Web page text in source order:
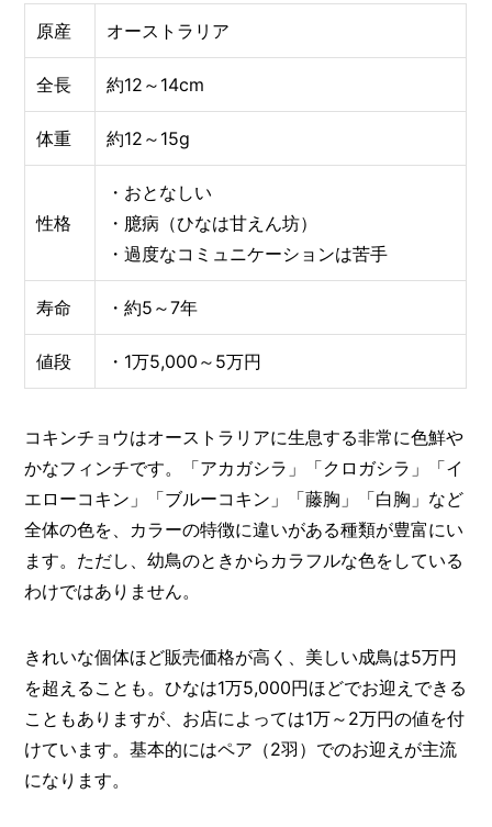
原産 オーストラリア
全長 約12～14cm
体重 約12～15g
性格
・おとなしい
・臆病（ひなは甘えん坊）
・過度なコミュニケーションは苦手
寿命 ・約5～7年
値段 ・1万5,000～5万円
コキンチョウはオーストラリアに生息する非常に色鮮や
かなフィンチです。「アカガシラ」「クロガシラ」「イ
エローコキン」「ブルーコキン」「藤胸」「白胸」など
全体の色を、カラーの特徴に違いがある種類が豊富にい
ます。ただし、幼鳥のときからカラフルな色をしている
わけではありません。
きれいな個体ほど販売価格が高く、美しい成鳥は5万円
を超えることも。ひなは1万5,000円ほどでお迎えできる
こともありますが、お店によっては1万～2万円の値を付
けています。基本的にはペア（2羽）でのお迎えが主流
になります。